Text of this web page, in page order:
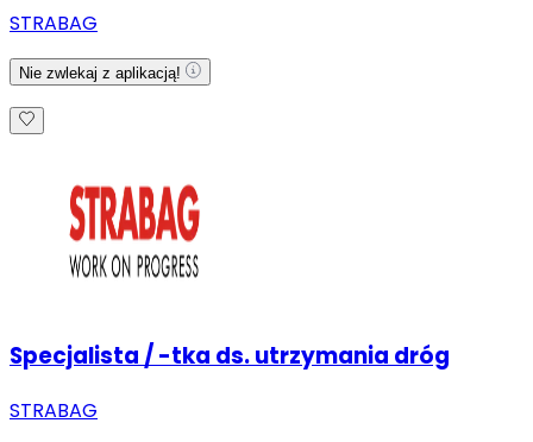
STRABAG
Nie zwlekaj z aplikacją!
Specjalista / -tka ds. utrzymania dróg
STRABAG